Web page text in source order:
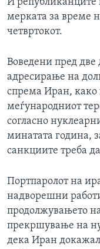
И републиканците
мерката за време
четвртокот.
Воведени пред
адресирање на
спрема Иран, како
меѓународниот
согласно
минатата година,
санкциите треба
Портпаролот на
надворешни
продолжувањето
прекршување на
дека Иран